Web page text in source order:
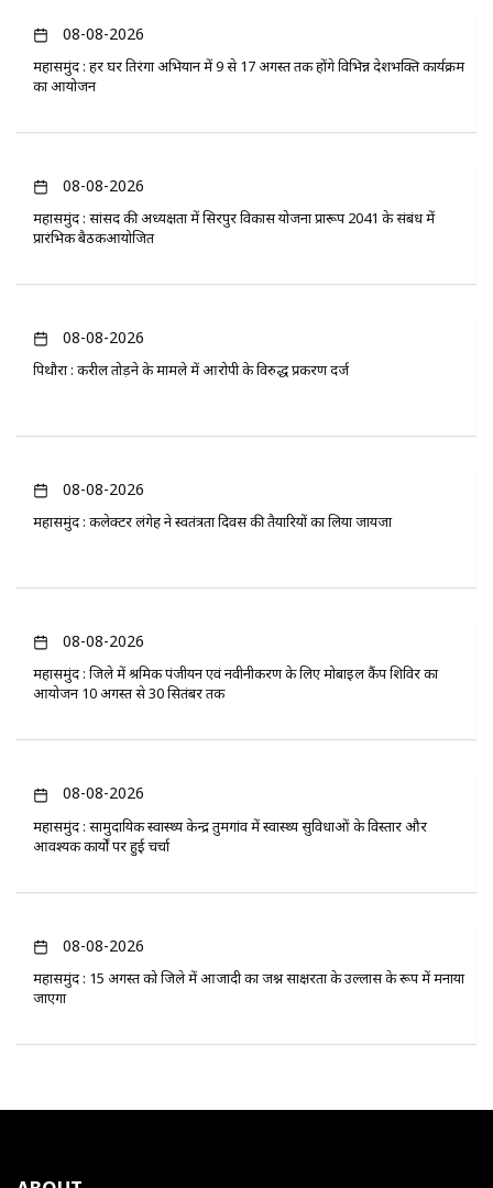
08-08-2026
महासमुंद : हर घर तिरंगा अभियान में 9 से 17 अगस्त तक होंगे विभिन्न देशभक्ति कार्यक्रम
का आयोजन
08-08-2026
महासमुंद : सांसद की अध्यक्षता में सिरपुर विकास योजना प्रारूप 2041 के संबंध में
प्रारंभिक बैठकआयोजित
08-08-2026
पिथौरा : करील तोड़ने के मामले में आरोपी के विरुद्ध प्रकरण दर्ज
08-08-2026
महासमुंद : कलेक्टर लंगेह ने स्वतंत्रता दिवस की तैयारियों का लिया जायजा
08-08-2026
महासमुंद : जिले में श्रमिक पंजीयन एवं नवीनीकरण के लिए मोबाइल कैंप शिविर का
आयोजन 10 अगस्त से 30 सितंबर तक
08-08-2026
महासमुंद : सामुदायिक स्वास्थ्य केन्द्र तुमगांव में स्वास्थ्य सुविधाओं के विस्तार और
आवश्यक कार्यों पर हुई चर्चा
08-08-2026
महासमुंद : 15 अगस्त को जिले में आजादी का जश्न साक्षरता के उल्लास के रूप में मनाया
जाएगा